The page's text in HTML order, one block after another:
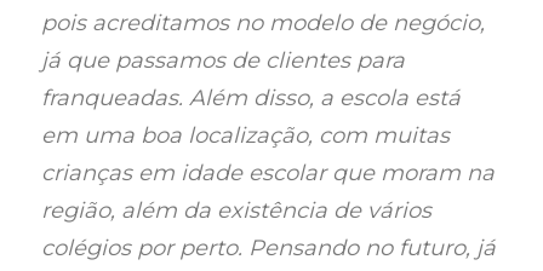
pois acreditamos no modelo de negócio,
já que passamos de clientes para
franqueadas. Além disso, a escola está
em uma boa localização, com muitas
crianças em idade escolar que moram na
região, além da existência de vários
colégios por perto. Pensando no futuro, já